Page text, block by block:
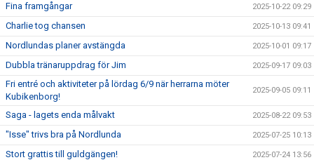
Fina framgångar 2025-10-22 09:29
Charlie tog chansen 2025-10-13 09:41
Nordlundas planer avstängda 2025-10-01 09:17
Dubbla tränaruppdrag för Jim 2025-09-17 09:03
Fri entré och aktiviteter på lördag 6/9 när herrarna möter
Kubikenborg!
2025-09-05 09:11
Saga - lagets enda målvakt 2025-08-22 09:53
"Isse" trivs bra på Nordlunda 2025-07-25 10:13
Stort grattis till guldgängen! 2025-07-24 13:56